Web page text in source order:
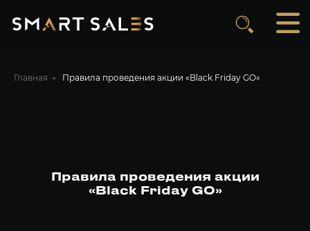
Главная → Правила проведения акции «Black Friday GO»
Правила проведения акции
«Black Friday GO»